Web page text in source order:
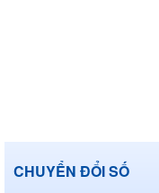
CHUYỂN ĐỔI SỐ